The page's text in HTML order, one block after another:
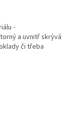
-
a uvnitř skrývá
či třeba